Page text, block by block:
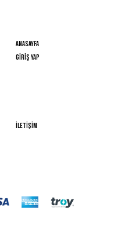
Anasayfa
GİRİŞ YAP
İLETİŞİM